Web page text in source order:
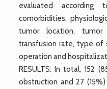
evaluated according
comorbidities,
tumor location, tumor
transfusion rate, type of
operation and
RESULTS: In total, 152
obstruction and 27